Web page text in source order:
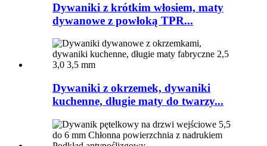
Dywaniki z krótkim włosiem, maty
dywanowe z powłoką TPR...
Dywaniki z okrzemek, dywaniki
kuchenne, długie maty do twarzy...